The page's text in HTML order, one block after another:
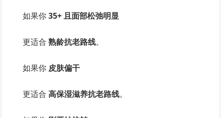
如果你35+ 且面部松弛明显
更适合熟龄抗老路线。
如果你 皮肤偏干
更适合高保湿滋养抗老路线。